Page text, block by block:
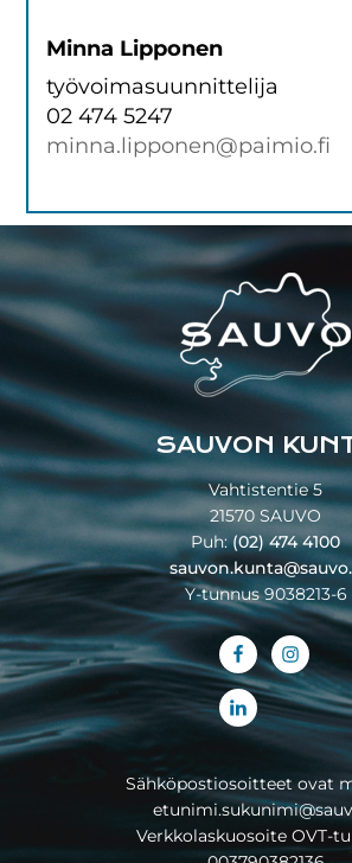
Minna Lipponen
työvoimasuunnittelija
02 474 5247
minna.lipponen@paimio.fi
Footer
SAUVON
Vahtistentie 5
21570 SAUVO
Puh:(02) 474 4100
Y-tunnus 9038213-6
Sähköpostiosoitteet ovat
Verkkolaskuosoite OVT-